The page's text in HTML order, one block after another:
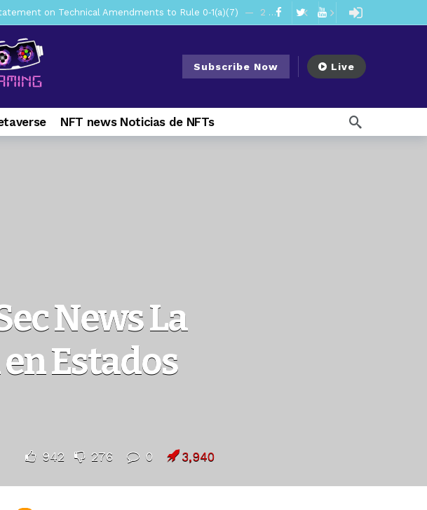
passage 6 days ago
fraude
Advisory Committee Meeting 7 days ago
1 week ago
de negocio 2 weeks ago
Subscribe Now Live
NFT news Noticias de NFTs
News La
Estados
942 276 0 3,940